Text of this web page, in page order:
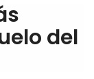
del